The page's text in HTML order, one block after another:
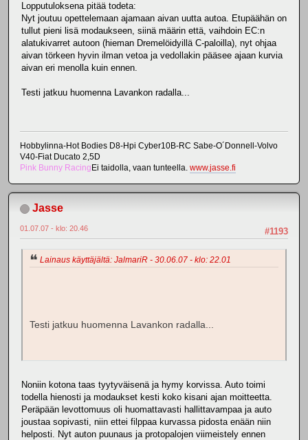
Lopputuloksena pitää todeta:
Nyt joutuu opettelemaan ajamaan aivan uutta autoa. Etupäähän on
tullut pieni lisä modaukseen, siinä määrin että, vaihdoin EC:n
alatukivarret autoon (hieman Dremelöidyillä C-paloilla), nyt ohjaa
aivan törkeen hyvin ilman vetoa ja vedollakin pääsee ajaan kurvia
aivan eri menolla kuin ennen.
Testi jatkuu huomenna Lavankon radalla...
Hobbylinna-Hot Bodies D8-Hpi Cyber10B-RC Sabe-O´Donnell-Volvo
V40-Fiat Ducato 2,5D
Pink Bunny Racing Ei taidolla, vaan tunteella. www.jasse.fi
Jasse
#1193
01.07.07 - klo: 20.46
Lainaus käyttäjältä: JalmariR - 30.06.07 - klo: 22.01
Testi jatkuu huomenna Lavankon radalla...
Noniin kotona taas tyytyväisenä ja hymy korvissa. Auto toimi
todella hienosti ja modaukset kesti koko kisani ajan moitteetta.
Peräpään levottomuus oli huomattavasti hallittavampaa ja auto
joustaa sopivasti, niin ettei filppaa kurvassa pidosta enään niin
helposti. Nyt auton puunaus ja protopalojen viimeistely ennen